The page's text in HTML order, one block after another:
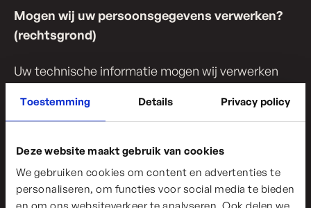
Toestemming Details Privacy policy
Deze website maakt gebruik van cookies
We gebruiken cookies om content en advertenties te
personaliseren, om functies voor social media te bieden
Mogen wij uw per­soons­ge­ge­vens verwerken?
(rechtsgrond)
Uw technische informatie mogen wij verwerken
de ‘cookie’-banner en anderzijds omdat het
Website en dienstverlening voortdurend te
verbeteren.
Uw identiteitsgegevens en uw bestelde producten